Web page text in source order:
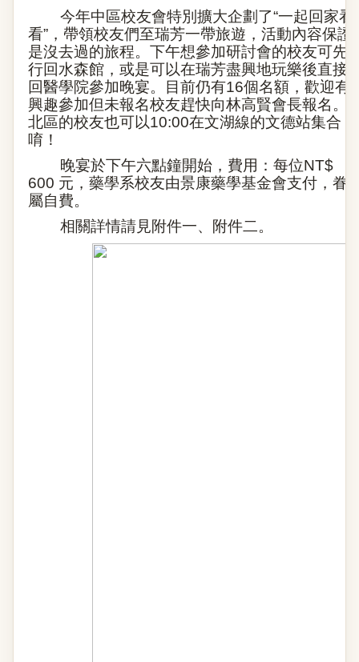
今年中區校友會特別擴大企劃了“一起回家看
看” ，帶領校友們至瑞芳一帶旅遊，活動內容保證
是沒去過的旅程。下午想參加研討會的校友可先
行回水森館，或是可以在瑞芳盡興地玩樂後直接
回醫學院參加晚宴。目前仍有16個名額，歡迎有
興趣參加但未報名校友趕快向林高賢會長報名。
北區的校友也可以10:00在文湖線的文德站集合
唷！
晚宴於下午六點鐘開始，費用：每位NT$
600 元，藥學系校友由景康藥學基金會支付，眷
屬自費。
相關詳情請見附件一、附件二。